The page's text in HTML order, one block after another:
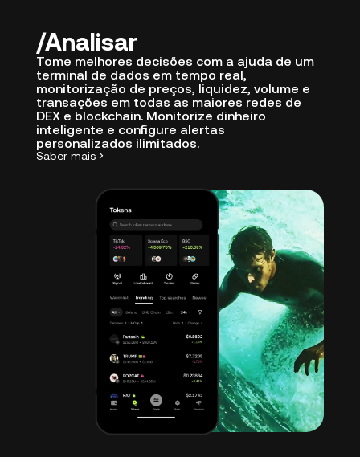
Analisar
Tome melhores decisões com a ajuda de um
terminal de dados em tempo real,
monitorização de preços, liquidez, volume e
transações em todas as maiores redes de
DEX e blockchain. Monitorize dinheiro
inteligente e configure alertas
personalizados ilimitados.
Saber mais